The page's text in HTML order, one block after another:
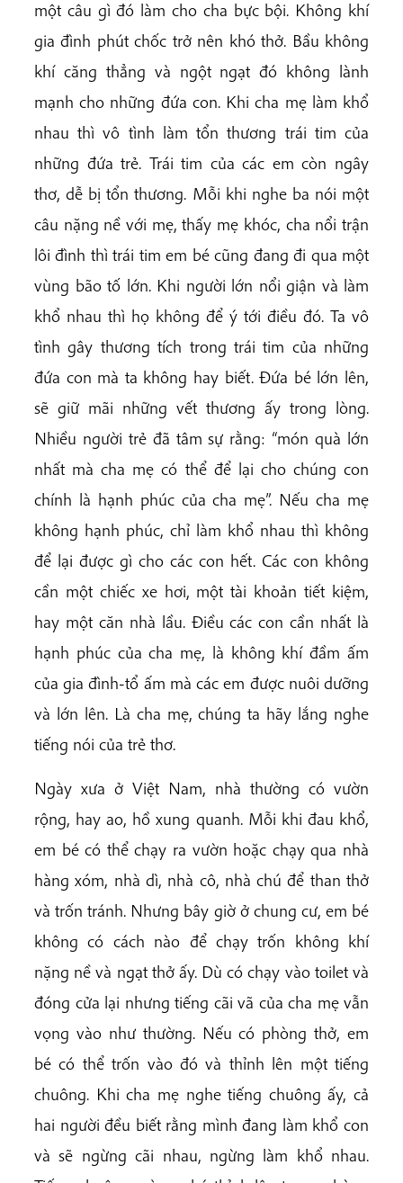
một câu gì đó làm cho cha bực bội. Không khí
gia đình phút chốc trở nên khó thở. Bầu không
khí căng thẳng và ngột ngạt đó không lành
mạnh cho những đứa con. Khi cha mẹ làm khổ
nhau thì vô tình làm tổn thương trái tim của
những đứa trẻ. Trái tim của các em còn ngây
thơ, dễ bị tổn thương. Mỗi khi nghe ba nói một
câu nặng nề với mẹ, thấy mẹ khóc, cha nổi trận
lôi đình thì trái tim em bé cũng đang đi qua một
vùng bão tố lớn. Khi người lớn nổi giận và làm
khổ nhau thì họ không để ý tới điều đó. Ta vô
tình gây thương tích trong trái tim của những
đứa con mà ta không hay biết. Đứa bé lớn lên,
sẽ giữ mãi những vết thương ấy trong lòng.
Nhiều người trẻ đã tâm sự rằng: “món quà lớn
nhất mà cha mẹ có thể để lại cho chúng con
chính là hạnh phúc của cha mẹ”. Nếu cha mẹ
không hạnh phúc, chỉ làm khổ nhau thì không
để lại được gì cho các con hết. Các con không
cần một chiếc xe hơi, một tài khoản tiết kiệm,
hay một căn nhà lầu. Điều các con cần nhất là
hạnh phúc của cha mẹ, là không khí đầm ấm
của gia đình-tổ ấm mà các em được nuôi dưỡng
và lớn lên. Là cha mẹ, chúng ta hãy lắng nghe
tiếng nói của trẻ thơ.
Ngày xưa ở Việt Nam, nhà thường có vườn
rộng, hay ao, hồ xung quanh. Mỗi khi đau khổ,
em bé có thể chạy ra vườn hoặc chạy qua nhà
hàng xóm, nhà dì, nhà cô, nhà chú để than thở
và trốn tránh. Nhưng bây giờ ở chung cư, em bé
không có cách nào để chạy trốn không khí
nặng nề và ngạt thở ấy. Dù có chạy vào toilet và
đóng cửa lại nhưng tiếng cãi vã của cha mẹ vẫn
vọng vào như thường. Nếu có phòng thở, em
bé có thể trốn vào đó và thỉnh lên một tiếng
chuông. Khi cha mẹ nghe tiếng chuông ấy, cả
hai người đều biết rằng mình đang làm khổ con
và sẽ ngừng cãi nhau, ngừng làm khổ nhau.